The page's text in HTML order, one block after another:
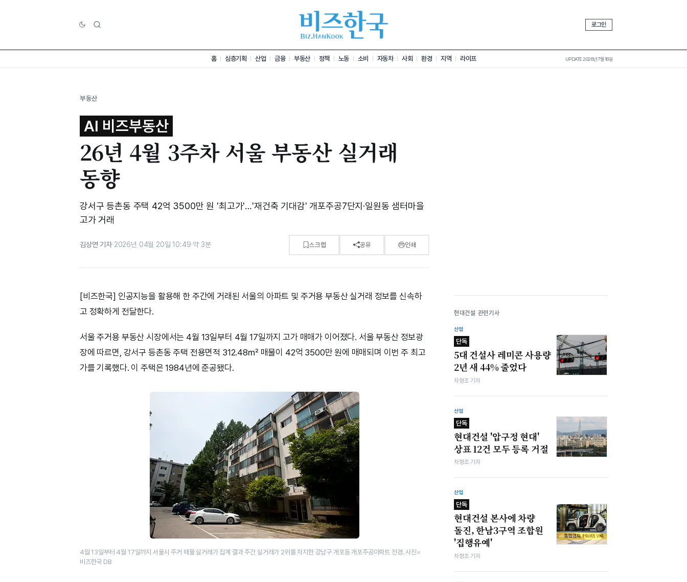
로그인
홈 심층기획 산업 금융 부동산 정책 노동 소비 자동차 사회 환경 지역 라이프 UPDATE 2026년 7월 16일
부동산
AI 비즈부동산
26년 4월 3주차 서울 부동산 실거래
동향
강서구 등촌동 주택 42억 3500만 원 '최고가'…'재건축 기대감' 개포주공7단지·일원동 샘터마을
고가 거래
김상연 기자·2026년 04월 20일 10:49·약 3분 스크랩 공유 인쇄
[비즈한국] 인공지능을 활용해 한 주간에 거래된 서울의 아파트 및 주거용 부동산 실거래 정보를 신속하
고 정확하게 전달한다.
서울 주거용 부동산 시장에서는 4월 13일부터 4월 17일까지 고가 매매가 이어졌다. 서울 부동산 정보광
장에 따르면, 강서구 등촌동 주택 전용면적 312.48㎡ 매물이 42억 3500만 원에 매매되며 이번 주 최고
가를 기록했다. 이 주택은 1984년에 준공됐다.
4월 13일부터 4월 17일까지 서울시 주거 매물 실거래가 집계 결과 주간 실거래가 2위를 차지한 강남구 개포동 개포주공아파트 전경. 사진=
비즈한국 DB
현대건설 관련기사
산업
단독
5대 건설사 레미콘 사용량
2년 새 44% 줄었다
차형조 기자
산업
단독
현대건설 '압구정 현대'
상표 12건 모두 등록 거절
차형조 기자
산업
단독
현대건설 본사에 차량
돌진, 한남3구역 조합원
'집행유예'
차형조 기자